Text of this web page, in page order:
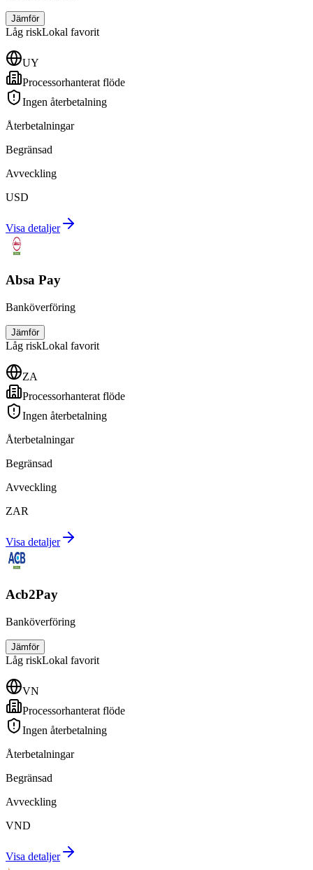
Jämför
Låg riskLokal favorit
UY
Processorhanterat flöde
Ingen återbetalning
Återbetalningar
Begränsad
Avveckling
USD
Visa detaljer
Absa Pay
Banköverföring
Jämför
Låg riskLokal favorit
ZA
Processorhanterat flöde
Ingen återbetalning
Återbetalningar
Begränsad
Avveckling
ZAR
Visa detaljer
Acb2Pay
Banköverföring
Jämför
Låg riskLokal favorit
VN
Processorhanterat flöde
Ingen återbetalning
Återbetalningar
Begränsad
Avveckling
VND
Visa detaljer